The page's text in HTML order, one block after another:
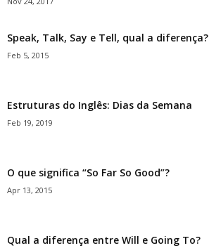
Speak, Talk, Say e Tell, qual a diferença?
Feb 5, 2015
Estruturas do Inglês: Dias da Semana
Feb 19, 2019
O que significa “So Far So Good”?
Apr 13, 2015
Qual a diferença entre Will e Going To?